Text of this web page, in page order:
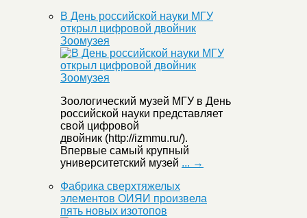
В День российской науки МГУ
открыл цифровой двойник
Зоомузея
Зоологический музей МГУ в День
российской науки представляет
свой цифровой
двойник (http://izmmu.ru/).
Впервые самый крупный
университетский музей ... →
Фабрика сверхтяжелых
элементов ОИЯИ произвела
пять новых изотопов